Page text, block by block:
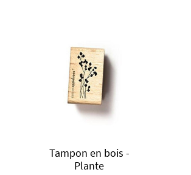
Tampon en bois -
Plante